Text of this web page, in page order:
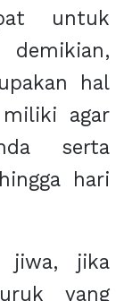
untuk
hal
agar
serta
hari
jiwa, jika
yang